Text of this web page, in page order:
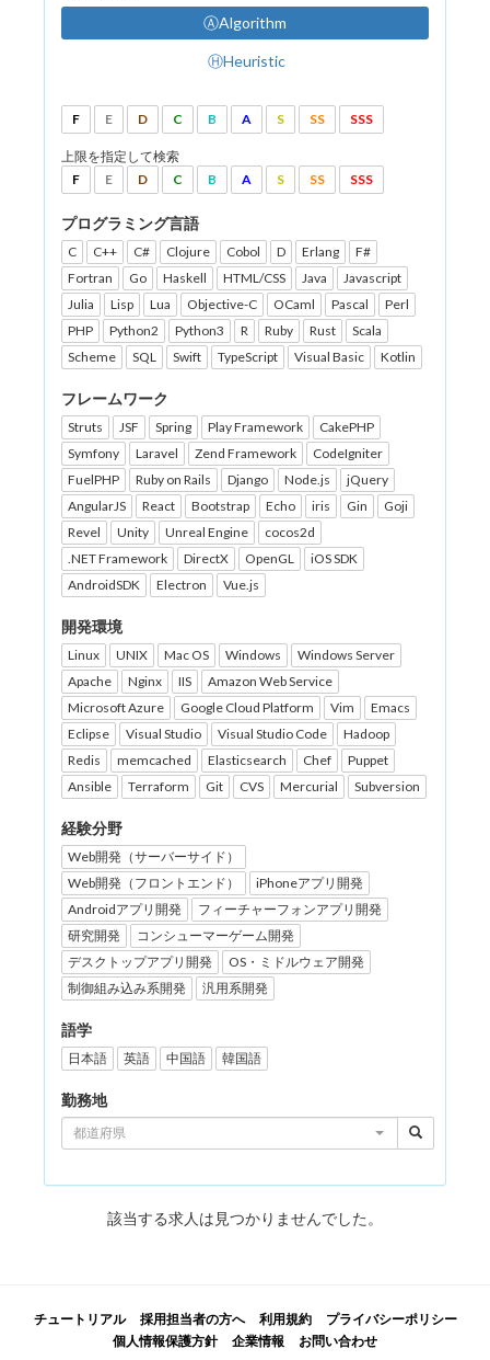
ⒶAlgorithm
ⒽHeuristic
F E D C B A S SS SSS
上限を指定して検索
F
E D C B A S SS SSS
プログラミング言語
C C++ C# Clojure Cobol D Erlang
F#
Fortran
Go Haskell HTML/CSS Java
Javascript
Julia
Lisp Lua Objective-C OCaml Pascal
Perl
PHP
Python2 Python3 R Ruby Rust
Scala
Scheme
SQL Swift TypeScript Visual Basic Kotlin
フレームワーク
Struts JSF Spring Play Framework
CakePHP
Symfony
Laravel Zend Framework
CodeIgniter
FuelPHP
Ruby on Rails Django Node.js
jQuery
AngularJS
React Bootstrap Echo iris Gin
Goji
Revel
Unity Unreal Engine
cocos2d
.NET Framework
DirectX OpenGL
iOS SDK
AndroidSDK
Electron Vue.js
開発環境
Linux UNIX Mac OS Windows
Windows Server
Apache
Nginx IIS
Amazon Web Service
Microsoft Azure
Google Cloud Platform Vim
Emacs
Eclipse
Visual Studio Visual Studio Code
Hadoop
Redis
memcached Elasticsearch Chef
Puppet
Ansible
Terraform Git CVS Mercurial Subversion
経験分野
Web開発（サーバーサイド）
Web開発（フロントエンド）
iPhoneアプリ開発
Androidアプリ開発
フィーチャーフォンアプリ開発
研究開発
コンシューマーゲーム開発
デスクトップアプリ開発
OS・ミドルウェア開発
制御組み込み系開発
汎用系開発
語学
日本語 英語 中国語 韓国語
勤務地
都道府県
該当する求人は見つかりませんでした。
チュートリアル 採用担当者の方へ 利用規約
プライバシーポリシー
個人情報保護方針
企業情報 お問い合わせ